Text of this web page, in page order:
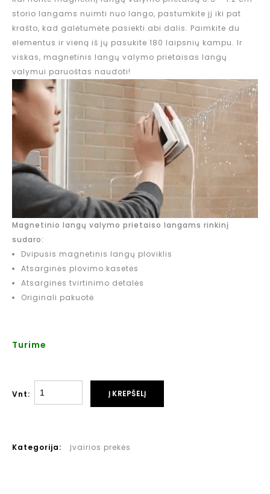
storio langams nuimti nuo lango, pastumkite jį iki pat
krašto, kad galėtumėte pasiekti abi dalis. Paimkite du
elementus ir vieną iš jų pasukite 180 laipsnių kampu. Ir
viskas, magnetinis langų valymo prietaisas langų
valymui paruoštas naudoti!
Magnetinio langų valymo prietaiso langams rinkinį
sudaro:
Dvipusis magnetinis langų ploviklis
Atsarginės plovimo kasetės
Atsarginės tvirtinimo detalės
Originali pakuotė
Turime
Vnt: Į KREPŠELĮ
Kategorija: Įvairios prekės